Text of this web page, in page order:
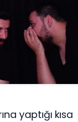
yaptığı kısa